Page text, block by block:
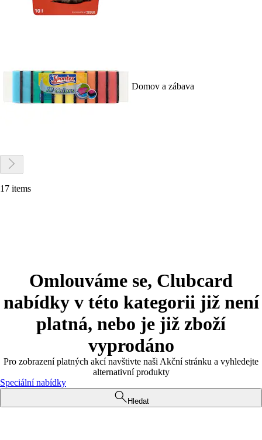
Domov a zábava
17 items
Omlouváme se, Clubcard
nabídky v této kategorii již není
platná, nebo je již zboží
vyprodáno
Pro zobrazení platných akcí navštivte naši Akční stránku a vyhledejte
alternativní produkty
Speciální nabídky
Hledat